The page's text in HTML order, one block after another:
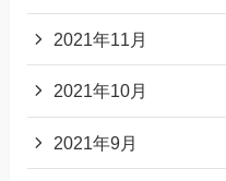
2021年11月
2021年10月
2021年9月